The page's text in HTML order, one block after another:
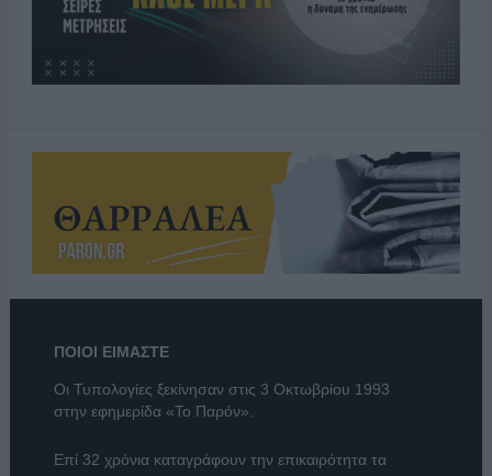
ΠΟΙΟΙ ΕΙΜΑΣΤΕ
Οι Τυπολογίες ξεκίνησαν στις 3 Οκτωβρίου 1993
στην εφημερίδα «Το Παρόν».
Επί 32 χρόνια καταγράφουν την επικαιρότητα τα